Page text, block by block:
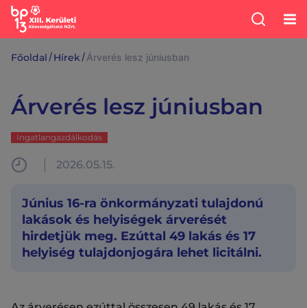
Főoldal /Hírek /Árverés lesz júniusban
Árverés lesz júniusban
Ingatlangazdálkodás
2026.05.15.
Június 16-ra önkormányzati tulajdonú
lakások és helyiségek árverését
hirdetjük meg. Ezúttal 49 lakás és 17
helyiség tulajdonjogára lehet licitálni.